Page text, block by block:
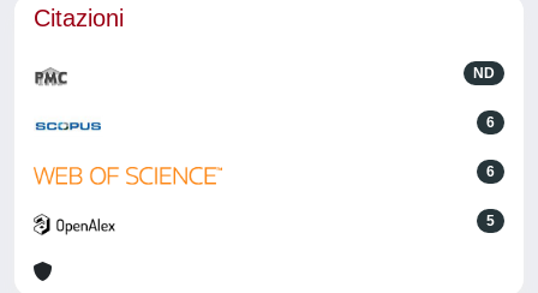
Citazioni
ND
6
6
5